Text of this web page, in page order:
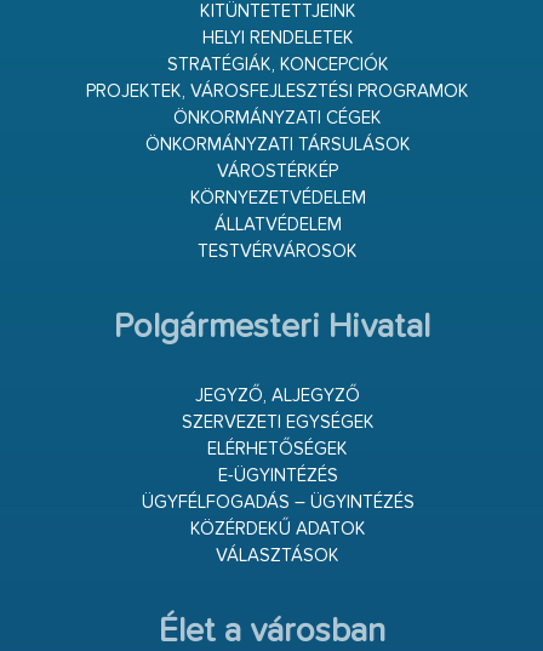
KITÜNTETETTJEINK
HELYI RENDELETEK
STRATÉGIÁK, KONCEPCIÓK
PROJEKTEK, VÁROSFEJLESZTÉSI PROGRAMOK
ÖNKORMÁNYZATI CÉGEK
ÖNKORMÁNYZATI TÁRSULÁSOK
VÁROSTÉRKÉP
KÖRNYEZETVÉDELEM
ÁLLATVÉDELEM
TESTVÉRVÁROSOK
Polgármesteri Hivatal
JEGYZŐ, ALJEGYZŐ
SZERVEZETI EGYSÉGEK
ELÉRHETŐSÉGEK
E-ÜGYINTÉZÉS
ÜGYFÉLFOGADÁS – ÜGYINTÉZÉS
KÖZÉRDEKŰ ADATOK
VÁLASZTÁSOK
Élet a városban